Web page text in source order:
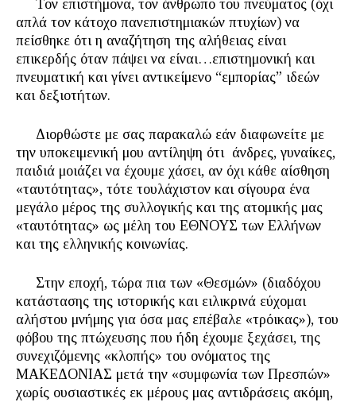
Τον επιστήμονα, τον άνθρωπο του πνεύματος (όχι
απλά τον κάτοχο πανεπιστημιακών πτυχίων) να
πείσθηκε ότι η αναζήτηση της αλήθειας είναι
επικερδής όταν πάψει να είναι…επιστημονική και
πνευματική και γίνει αντικείμενο “εμπορίας” ιδεών
και δεξιοτήτων.
Διορθώστε με σας παρακαλώ εάν διαφωνείτε με
την υποκειμενική μου αντίληψη ότι άνδρες, γυναίκες,
παιδιά μοιάζει να έχουμε χάσει, αν όχι κάθε αίσθηση
«ταυτότητας», τότε τουλάχιστον και σίγουρα ένα
μεγάλο μέρος της συλλογικής και της ατομικής μας
«ταυτότητας» ως μέλη του ΕΘΝΟΥΣ των Ελλήνων
και της ελληνικής κοινωνίας.
Στην εποχή, τώρα πια των «Θεσμών» (διαδόχου
κατάστασης της ιστορικής και ειλικρινά εύχομαι
αλήστου μνήμης για όσα μας επέβαλε «τρόικας»), του
φόβου της πτώχευσης που ήδη έχουμε ξεχάσει, της
συνεχιζόμενης «κλοπής» του ονόματος της
ΜΑΚΕΔΟΝΙΑΣ μετά την «συμφωνία των Πρεσπών»
χωρίς ουσιαστικές εκ μέρους μας αντιδράσεις ακόμη,